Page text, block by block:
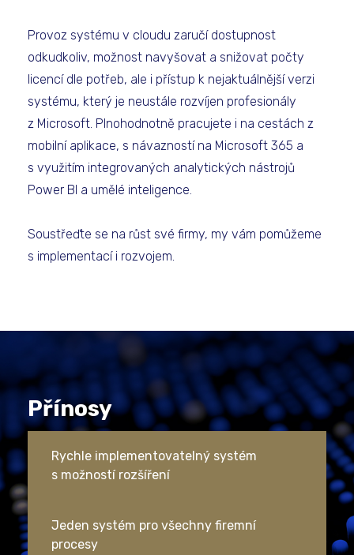
Provoz systému v cloudu zaručí dostupnost
odkudkoliv, možnost navyšovat a snižovat počty
licencí dle potřeb, ale i přístup k nejaktuálnější verzi
systému, který je neustále rozvíjen profesionály
z Microsoft. Plnohodnotně pracujete i na cestách z
mobilní aplikace, s návazností na Microsoft 365 a
s využitím integrovaných analytických nástrojů
Power BI a umělé inteligence.
Soustřeďte se na růst své firmy, my vám pomůžeme
s implementací i rozvojem.
Přínosy
Rychle implementovatelný systém
s možností rozšíření
Jeden systém pro všechny firemní
procesy